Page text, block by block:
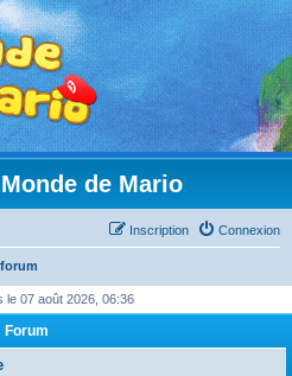
de Mario
Connexion
Inscription
le 07 août 2026, 06:36
Forum